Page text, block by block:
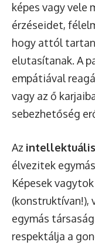
képes vagy vele
érzéseidet,
hogy attól
elutasítanak. A
empátiával
vagy az ő
sebezhetőség
Az
élvezitek
Képesek
(konstruktívan!),
egymás
respektálja a